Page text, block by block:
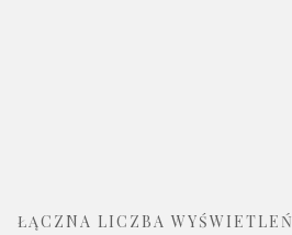
ŁĄCZNA LICZBA WYŚWIETLEŃ